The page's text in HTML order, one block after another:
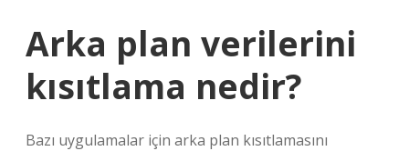
Arka plan verilerini
kısıtlama nedir?
Bazı uygulamalar için arka plan kısıtlamasını